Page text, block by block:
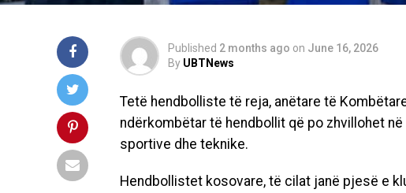
Published 2 months ago on June 16, 2026
By UBTNews
Tetë hendbolliste të reja, anëtare të
ndërkombëtar të hendbollit që po zhvillohet në
sportive dhe teknike.
Hendbollistet kosovare, të cilat janë pjesë e